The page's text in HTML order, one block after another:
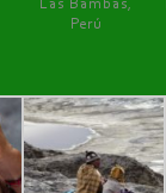
Las Bambas,
Perú